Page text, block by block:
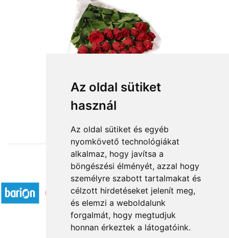
Az oldal sütiket
használ
Az oldal sütiket és egyéb
nyomkövető technológiákat
alkalmaz, hogy javítsa a
böngészési élményét, azzal hogy
személyre szabott tartalmakat és
célzott hirdetéseket jelenít meg,
és elemzi a weboldalunk
forgalmát, hogy megtudjuk
honnan érkeztek a látogatóink.
from HUF55,200
Accepted payment methods